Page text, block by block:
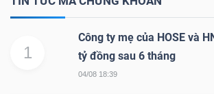
1
Công ty mẹ của HOSE và
tỷ đồng sau 6 tháng
04/08 18:39
SÓC